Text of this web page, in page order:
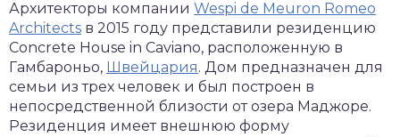
Архитекторы компании Wespi de Meuron Romeo
Architects в 2015 году представили резиденцию
Concrete House in Caviano, расположенную в
Гамбароньо, Швейцария. Дом предназначен для
семьи из трех человек и был построен в
непосредственной близости от озера Маджоре.
Резиденция имеет внешнюю форму